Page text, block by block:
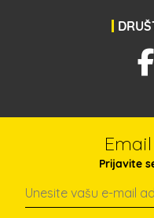
Prijavite